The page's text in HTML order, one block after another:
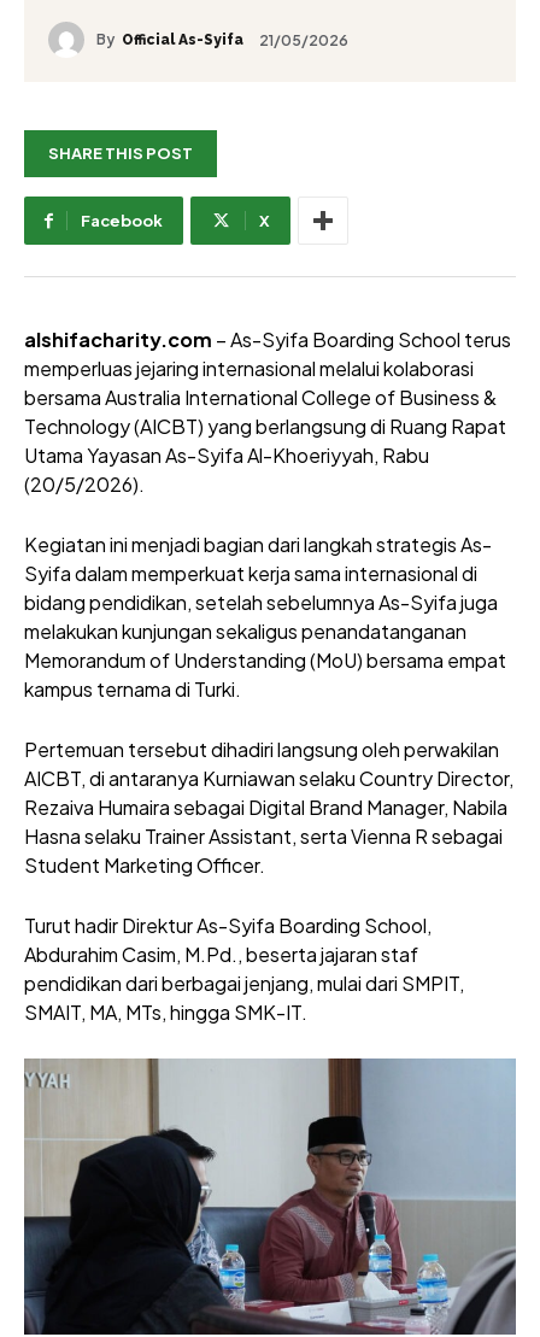
By Official As-Syifa 21/05/2026
SHARE THIS POST
Facebook X
alshifacharity.com – As-Syifa Boarding School terus
memperluas jejaring internasional melalui kolaborasi
bersama Australia International College of Business &
Technology (AICBT) yang berlangsung di Ruang Rapat
Utama Yayasan As-Syifa Al-Khoeriyyah, Rabu
(20/5/2026).
Kegiatan ini menjadi bagian dari langkah strategis As-
Syifa dalam memperkuat kerja sama internasional di
bidang pendidikan, setelah sebelumnya As-Syifa juga
melakukan kunjungan sekaligus penandatanganan
Memorandum of Understanding (MoU) bersama empat
kampus ternama di Turki.
Pertemuan tersebut dihadiri langsung oleh perwakilan
AICBT, di antaranya Kurniawan selaku Country Director,
Rezaiva Humaira sebagai Digital Brand Manager, Nabila
Hasna selaku Trainer Assistant, serta Vienna R sebagai
Student Marketing Officer.
Turut hadir Direktur As-Syifa Boarding School,
Abdurahim Casim, M.Pd., beserta jajaran staf
pendidikan dari berbagai jenjang, mulai dari SMPIT,
SMAIT, MA, MTs, hingga SMK-IT.